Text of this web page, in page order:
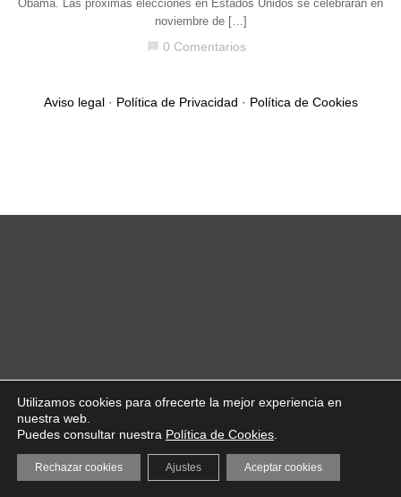
Obama. Las próximas elecciones en Estados Unidos se celebrarán en
noviembre de […]
chat_bubble 0 Comentarios
Aviso legal· Política de Privacidad · Política de Cookies
Utilizamos cookies para ofrecerte la mejor experiencia en
nuestra web.
Puedes consultar nuestra Política de Cookies
Aceptar cookies
Rechazar cookies Ajustes